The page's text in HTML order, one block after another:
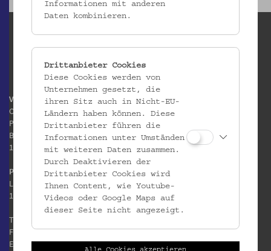
Volkskundemuseum Wien
Otto Wagner Areal
Pavillon 1
Baumgartner Höhe 1
1140 Wien
Postanschrift:
Laudongasse 15-19
1080 Wien
T:
F: +43 1 406 89 05.88
E:
office@volkskundemuseum.at
Informationen mit anderen
Daten kombinieren.
Drittanbieter Cookies
Diese Cookies werden von
Unternehmen gesetzt, die
ihren Sitz auch in Nicht-EU-
Ländern haben können. Diese
Drittanbieter führen die
Informationen unter Umständen
mit weiteren Daten zusammen.
Durch Deaktivieren der
Drittanbieter Cookies wird
Ihnen Content, wie Youtube-
Videos oder Google Maps auf
dieser Seite nicht angezeigt.